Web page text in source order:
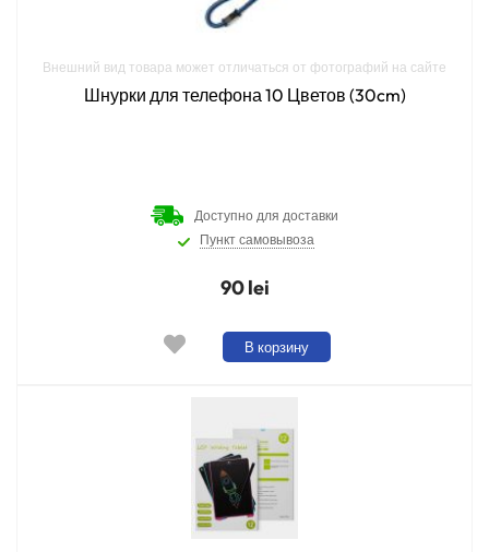
Внешний вид товара может отличаться от фотографий на сайте
Шнурки для телефона 10 Цветов (30cm)
Доступно для доставки
Пункт самовывоза
90 lei
В корзину